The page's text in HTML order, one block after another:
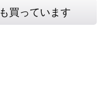
買っています